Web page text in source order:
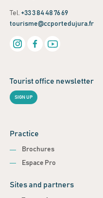
Tel. +33 3 84 48 76 69
tourisme@ccportedujura.fr
Tourist office newsletter
SIGN UP
Practice
Brochures
Espace Pro
Sites and partners